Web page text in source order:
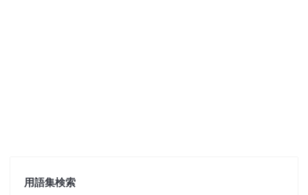
用語集検索